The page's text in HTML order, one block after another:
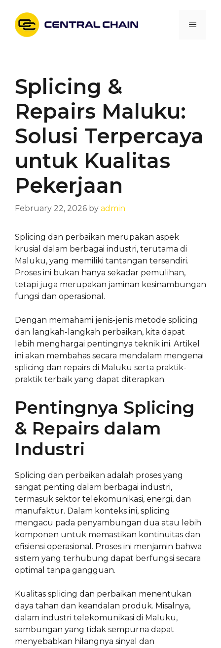
content
Menu
Splicing &
Repairs Maluku:
Solusi Terpercaya
untuk Kualitas
Pekerjaan
February 22, 2026 by admin
Splicing dan perbaikan merupakan aspek
krusial dalam berbagai industri, terutama di
Maluku, yang memiliki tantangan tersendiri.
Proses ini bukan hanya sekadar pemulihan,
tetapi juga merupakan jaminan kesinambungan
fungsi dan operasional.
Dengan memahami jenis-jenis metode splicing
dan langkah-langkah perbaikan, kita dapat
lebih menghargai pentingnya teknik ini. Artikel
ini akan membahas secara mendalam mengenai
splicing dan repairs di Maluku serta praktik-
praktik terbaik yang dapat diterapkan.
Pentingnya Splicing
& Repairs dalam
Industri
Splicing dan perbaikan adalah proses yang
sangat penting dalam berbagai industri,
termasuk sektor telekomunikasi, energi, dan
manufaktur. Dalam konteks ini, splicing
mengacu pada penyambungan dua atau lebih
komponen untuk memastikan kontinuitas dan
efisiensi operasional. Proses ini menjamin bahwa
sistem yang terhubung dapat berfungsi secara
optimal tanpa gangguan.
Kualitas splicing dan perbaikan menentukan
daya tahan dan keandalan produk. Misalnya,
dalam industri telekomunikasi di Maluku,
sambungan yang tidak sempurna dapat
menyebabkan hilangnya sinyal dan